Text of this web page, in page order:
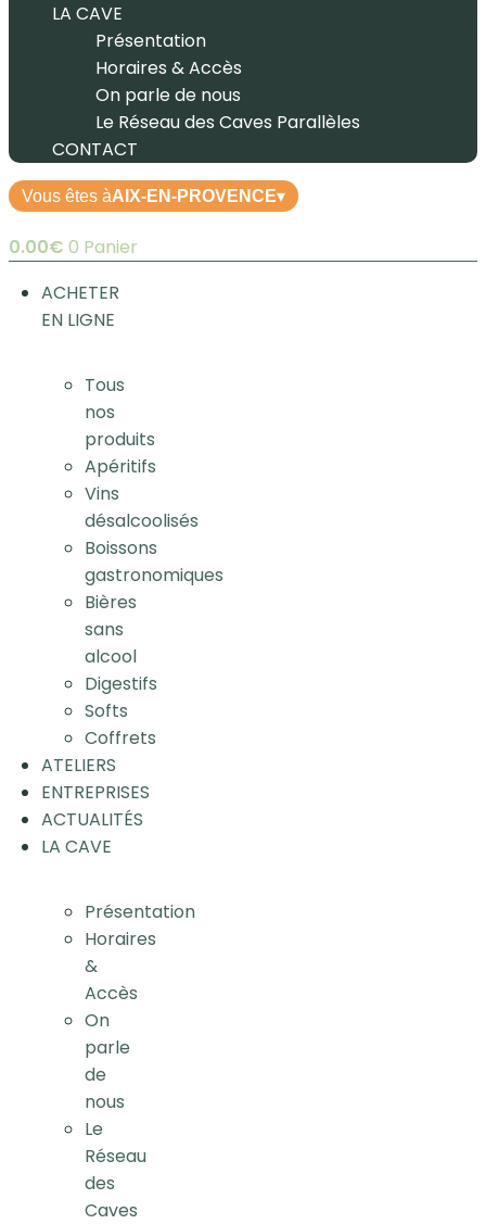
LA CAVE
Présentation
Horaires & Accès
On parle de nous
Le Réseau des Caves Parallèles
CONTACT
Vous êtes àAIX-EN-PROVENCE▾
0.00€ 0 Panier
ACHETER
EN LIGNE
Tous
nos
produits
Apéritifs
Vins
désalcoolisés
Boissons
gastronomiques
Bières
sans
alcool
Digestifs
Softs
Coffrets
ATELIERS
ENTREPRISES
ACTUALITÉS
LA CAVE
Présentation
Horaires
&
Accès
On
parle
de
nous
Le
Réseau
des
Caves